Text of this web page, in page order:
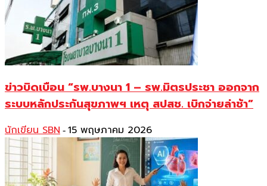
ข่าวบิดเบือน “รพ.บางนา 1 – รพ.มิตรประชา ออกจาก
ระบบหลักประกันสุขภาพฯ เหตุ สปสช. เบิกจ่ายล่าช้า”
นักเขียน SBN - 15 พฤษภาคม 2026